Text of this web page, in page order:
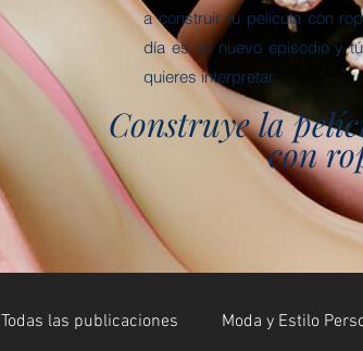
a construir tu película con
día es un nuevo episodio y
quieres interpretar.
Construye la
con
Todas las publicaciones Moda y Estilo